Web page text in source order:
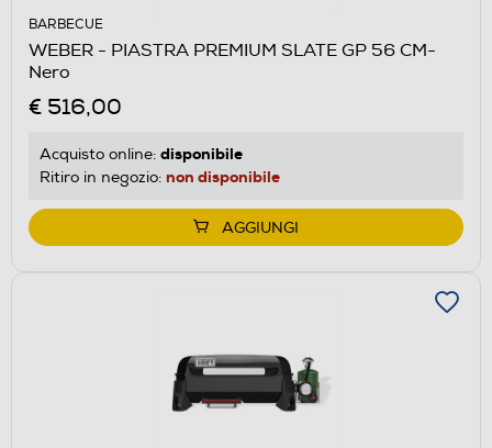
BARBECUE
WEBER - PIASTRA PREMIUM SLATE GP 56 CM-
Nero
€ 516,00
Acquisto online: disponibile
Ritiro in negozio: non disponibile
AGGIUNGI